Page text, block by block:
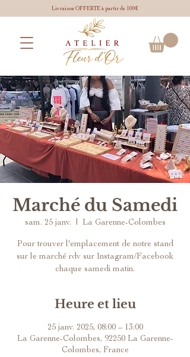
Livraison OFFERTE à partir de 100€
Marché du Samedi
sam. 25 janv. La Garenne-Colombes
Pour trouver l'emplacement de notre stand
sur le marché rdv sur Instagram/Facebook
chaque samedi matin.
Heure et lieu
25 janv. 2025, 08:00 – 13:00
La Garenne-Colombes, 92250 La Garenne-
Colombes, France